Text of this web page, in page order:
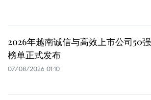
2026年越南诚信与高效上市公司50强
榜单正式发布
07/08/2026 01:10